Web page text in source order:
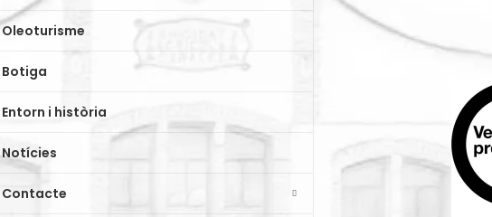
Oleoturisme
Botiga
Entorn i història
Notícies
Contacte